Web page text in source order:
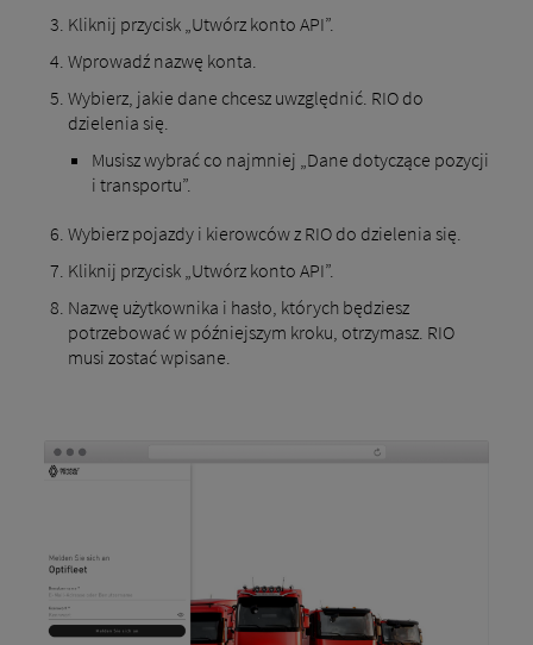
Kliknij przycisk „Utwórz konto API”.
Wprowadź nazwę konta.
Wybierz, jakie dane chcesz uwzględnić. RIO do
dzielenia się.
Musisz wybrać co najmniej „Dane dotyczące pozycji
i transportu”.
Wybierz pojazdy i kierowców z RIO do dzielenia się.
Kliknij przycisk „Utwórz konto API”.
Nazwę użytkownika i hasło, których będziesz
potrzebować w późniejszym kroku, otrzymasz. RIO
musi zostać wpisane.